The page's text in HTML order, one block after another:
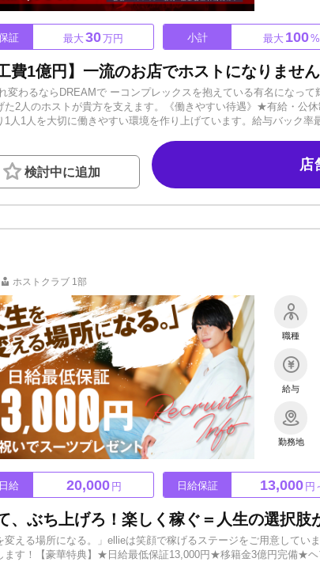
証 最大30万円 小計 最大 100%
変わるならDREAMで ーコンプレックスを抱えている有名になっ
た2人のホストが貴方を支えます。《働きやすい待遇》★有給・公
1人1人を大切に働きやすい環境を作り上げています。給与バック
よく遊び、よく働くことをモットーにしています。素晴らしい未
ーーーDREAMでは未経験から人気ホストになった人が多数在籍し
本店で経験を積んだ獅龍王子・道明寺八九十。一流の環境で、一流
きます。さらに、group dandy直営店のためグループの全面バック
員数トップクラス安定した客層、集客力を誇るトップグループで
検討中に追加 店
ホストクラブ 1部
職種
給与
勤務地
給 20,000 円 日給保証 13,000 円
変える場所になる。」ellieは笑顔で稼げるステージをご用意して
ます！【豪華特典】★日給最低保証13,000円★移籍金3億円完備★